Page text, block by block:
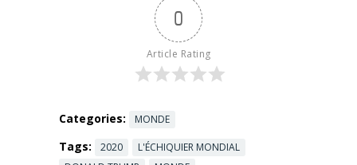
0
Article Rating
Categories: MONDE
Tags: 2020
L'ÉCHIQUIER MONDIAL